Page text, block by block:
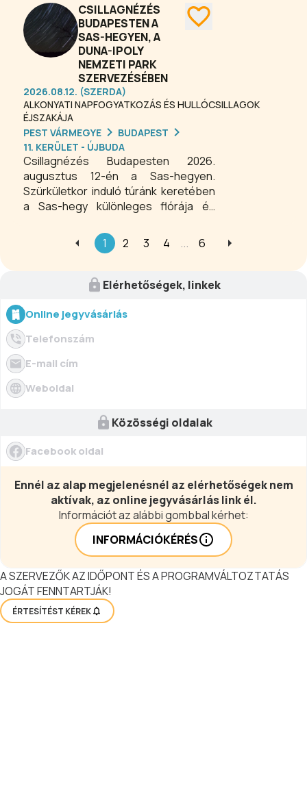
rendezvényeket is kínál a közösségi
ház Kelenvölgyben.
CSILLAGNÉZÉS
BUDAPESTEN A
SAS-HEGYEN, A
DUNA-IPOLY
NEMZETI PARK
SZERVEZÉSÉBEN
2026.08.12. (SZERDA)
ALKONYATI NAPFOGYATKOZÁS ÉS HULLÓCSILLAGOK
ÉJSZAKÁJA
PEST VÁRMEGYE
BUDAPEST
11. KERÜLET - ÚJBUDA
Csillagnézés Budapesten 2026.
augusztus 12-én a Sas-hegyen.
Szürkületkor induló túránk keretében
a Sas-hegy különleges flórája és
fokozatosan kigyúló fényeit is,
Budapest híres épületei már esti
1 2 3 4 ... 6
Elérhetőségek, linkek
Online jegyvásárlás
Telefonszám
E-mail cím
Weboldal
Közösségi oldalak
Facebook oldal
Ennél az alap megjelenésnél az elérhetőségek nem
aktívak, az online jegyvásárlás link él.
Információt az alábbi gombbal kérhet:
INFORMÁCIÓKÉRÉS
A SZERVEZŐK AZ IDŐPONT ÉS A PROGRAMVÁLTOZTATÁS
JOGÁT FENNTARTJÁK!
ÉRTESÍTÉST KÉREK